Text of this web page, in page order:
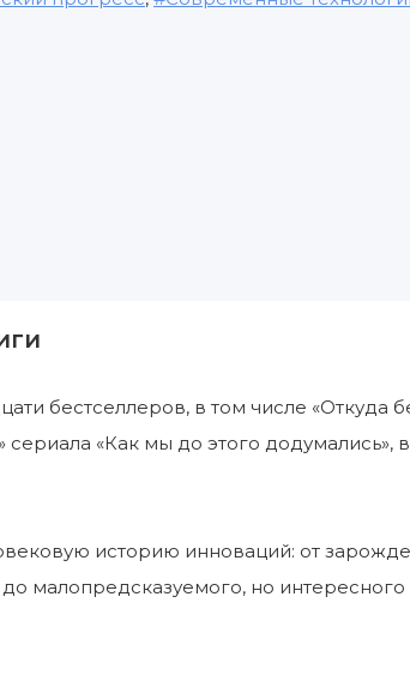
бестселлеров, в том числе «Откуда
«Как мы до этого
историю инноваций: от
малопредсказуемого, но